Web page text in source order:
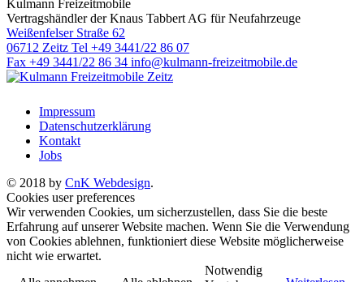
Kulmann Freizeitmobile
Vertragshändler der Knaus Tabbert AG für Neufahrzeuge
Weißenfelser Straße 62
06712 Zeitz Tel +49 3441/22 86 07
Fax +49 3441/22 86 34 info@kulmann-freizeitmobile.de
Impressum
Datenschutzerklärung
Kontakt
Jobs
© 2018 by CnK Webdesign.
Cookies user preferences
Wir verwenden Cookies, um sicherzustellen, dass Sie die beste
Erfahrung auf unserer Website machen. Wenn Sie die Verwendung
von Cookies ablehnen, funktioniert diese Website möglicherweise
nicht wie erwartet.
Notwendig